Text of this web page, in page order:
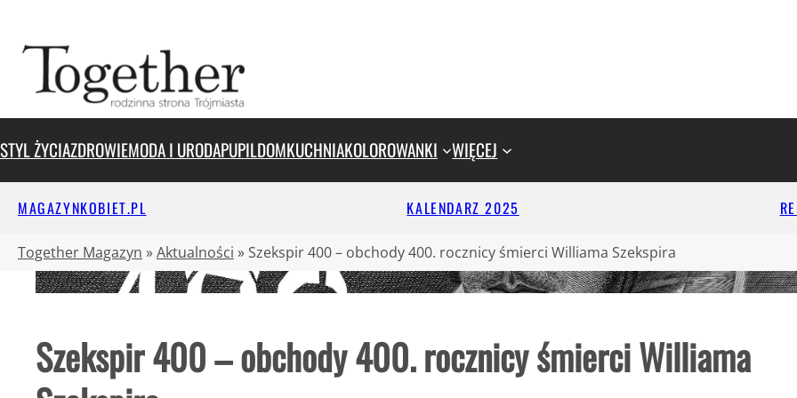
treści
STYL ŻYCIAZDROWIEMODA I URODAPUPILDOMKUCHNIAKOLOROWANKI WIĘCEJ
MAGAZYNKOBIET.PL KALENDARZ 2025
Together Magazyn »Aktualności » Szekspir 400 – obchody 400. rocznicy śmierci Williama Szekspira
Szekspir 400 – obchody 400. rocznicy śmierci Williama